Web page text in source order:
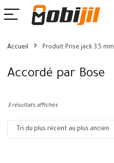
Accueil Produit Prise jack 3,5 mm
Accordé par Bose
3 résultats affichés
Tri du plus récent au plus ancien